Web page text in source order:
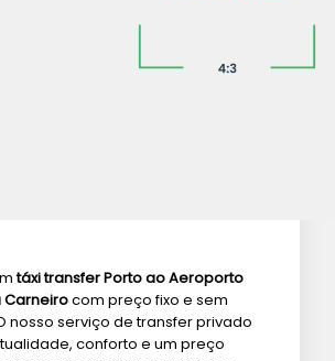
táxi transfer Porto ao Aeroporto
Carneirocom preço fixo e sem
nosso serviço de transfer privado
conforto e um preço